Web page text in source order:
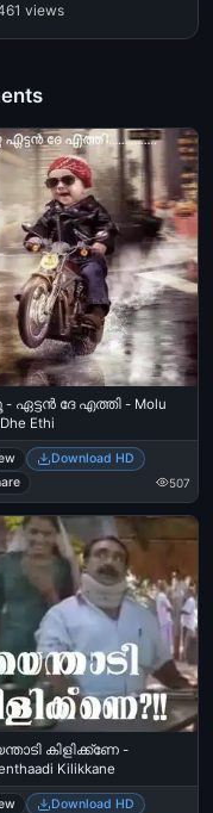
views
ഏട്ടന്‍ ദേ എത്തി - Molu
Ethi
Download HD
507
കിളിക്ക്ണേ -
Kilikkane
Download HD